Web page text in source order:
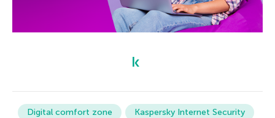
Digital comfort zone
Kaspersky Internet Security